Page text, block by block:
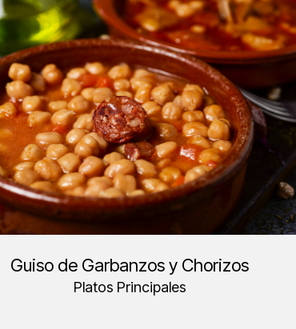
Guiso de Garbanzos y Chorizos
Platos Principales